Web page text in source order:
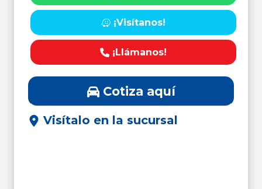
¡Visítanos!
¡Llámanos!
Cotiza aquí
Visítalo en la sucursal